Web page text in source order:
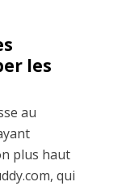
les
au
plus haut
qui